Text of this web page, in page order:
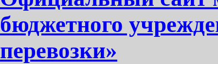
бюджетного
перевозки»